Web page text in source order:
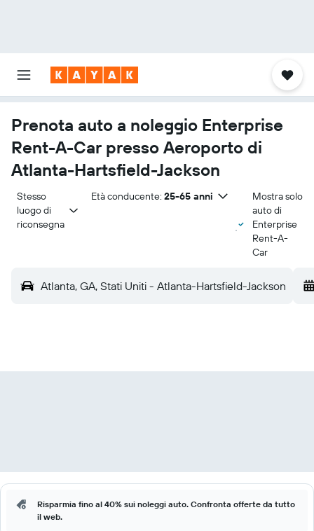
Prenota auto a noleggio Enterprise
Rent-A-Car presso Aeroporto di
Atlanta-Hartsfield-Jackson
Stesso
luogo di
riconsegna
Età conducente: 25-65 anni
Mostra solo
auto di
Enterprise
Rent-A-
Car
Atlanta, GA, Stati Uniti - Atlanta-Hartsfield-Jackson
Risparmia fino al 40% sui noleggi auto. Confronta offerte da tutto
il web.